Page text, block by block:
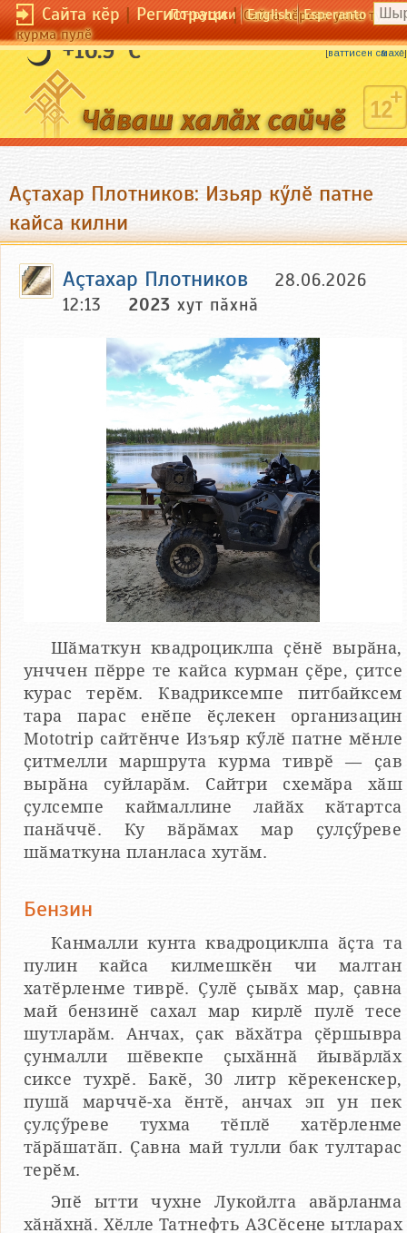
Сайта кӗр|Регистраци|Сайта кӗрсен унпа
курма пулӗ
По-русски English Esperanto
+16.9 °C Мулкачӑн хӑлхи вӑрӑм та хӳри кӗске.
[ваттисен сӑмахӗ]
Аçтахар Плотников: Изьяр кӳлӗ патне
кайса килни
Аçтахар Плотников
28.06.2026
12:13
2023 хут пӑхнӑ
Шӑматкун квадроциклпа ҫӗнӗ вырӑна,
унччен пӗрре те кайса курман ҫӗре, ҫитсе
курас терӗм. Квадриксемпе питбайксем
тара парас енӗпе ӗҫлекен организацин
Mototrip сайтӗнче Изъяр кӳлӗ патне мӗнле
ҫитмелли маршрута курма тиврӗ — ҫав
вырӑна суйларӑм. Сайтри схемӑра хӑш
ҫулсемпе каймаллине лайӑх кӑтартса
панӑччӗ. Ку вӑрӑмах мар ҫулҫӳреве
шӑматкуна планласа хутӑм.
Бензин
Канмалли кунта квадроциклпа ӑҫта та
пулин кайса килмешкӗн чи малтан
хатӗрленме тиврӗ. Ҫулӗ ҫывӑх мар, ҫавна
май бензинӗ сахал мар кирлӗ пулӗ тесе
шутларӑм. Анчах, ҫак вӑхӑтра ҫӗршывра
ҫунмалли шӗвекпе ҫыхӑннӑ йывӑрлӑх
сиксе тухрӗ. Бакӗ, 30 литр кӗрекенскер,
пушӑ марччӗ-ха ӗнтӗ, анчах эп ун пек
ҫулҫӳреве тухма тӗплӗ хатӗрленме
тӑрӑшатӑп. Ҫавна май тулли бак тултарас
терӗм.
Эпӗ ытти чухне Лукойлта авӑрланма
хӑнӑхнӑ. Хӗлле Татнефть АЗСӗсене ытларах